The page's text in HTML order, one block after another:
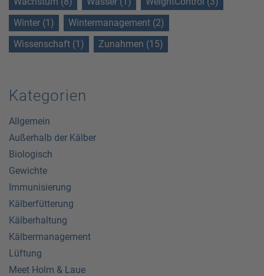
Winter (1)
Wintermanagement (2)
Wissenschaft (1)
Zunahmen (15)
Kategorien
Allgemein
Außerhalb der Kälber
Biologisch
Gewichte
Immunisierung
Kälberfütterung
Kälberhaltung
Kälbermanagement
Lüftung
Meet Holm & Laue